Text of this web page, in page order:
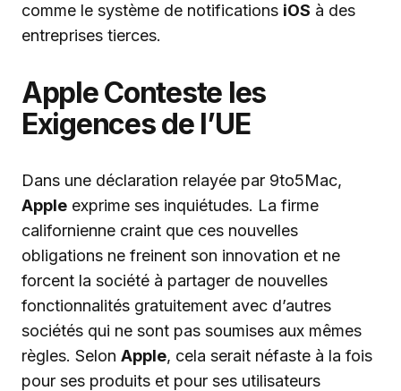
comme le système de notifications iOS à des
entreprises tierces.
Apple Conteste les
Exigences de l’UE
Dans une déclaration relayée par 9to5Mac,
Apple exprime ses inquiétudes. La firme
californienne craint que ces nouvelles
obligations ne freinent son innovation et ne
forcent la société à partager de nouvelles
fonctionnalités gratuitement avec d’autres
sociétés qui ne sont pas soumises aux mêmes
règles. Selon Apple, cela serait néfaste à la fois
pour ses produits et pour ses utilisateurs